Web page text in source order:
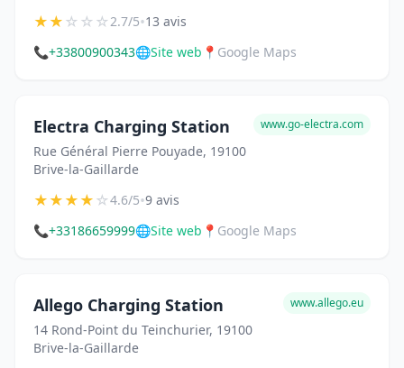
★★☆☆☆2.7/5•13 avis
📞+33800900343🌐Site web 📍 Google Maps
Electra Charging Station
Rue Général Pierre Pouyade, 19100
Brive-la-Gaillarde
www.go-electra.com
★★★★☆4.6/5•9 avis
📞+33186659999🌐Site web 📍 Google Maps
Allego Charging Station
14 Rond-Point du Teinchurier, 19100
Brive-la-Gaillarde
www.allego.eu